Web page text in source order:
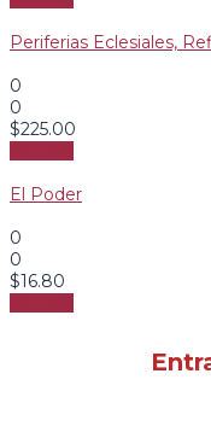
Periferias Eclesiales,
0
0
$225.00
El Poder
0
0
$16.80